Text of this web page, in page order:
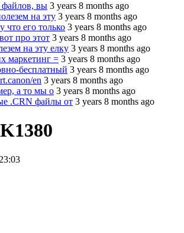
файлов, вы 3 years 8 months ago
на эту 3 years 8 months ago
что его только 3 years 8 months ago
про этот 3 years 8 months ago
на эту елку 3 years 8 months ago
маркетинг = 3 years 8 months ago
бесплатный 3 years 8 months ago
en 3 years 8 months ago
а то мы о 3 years 8 months ago
.CRN файлы от 3 years 8 months ago